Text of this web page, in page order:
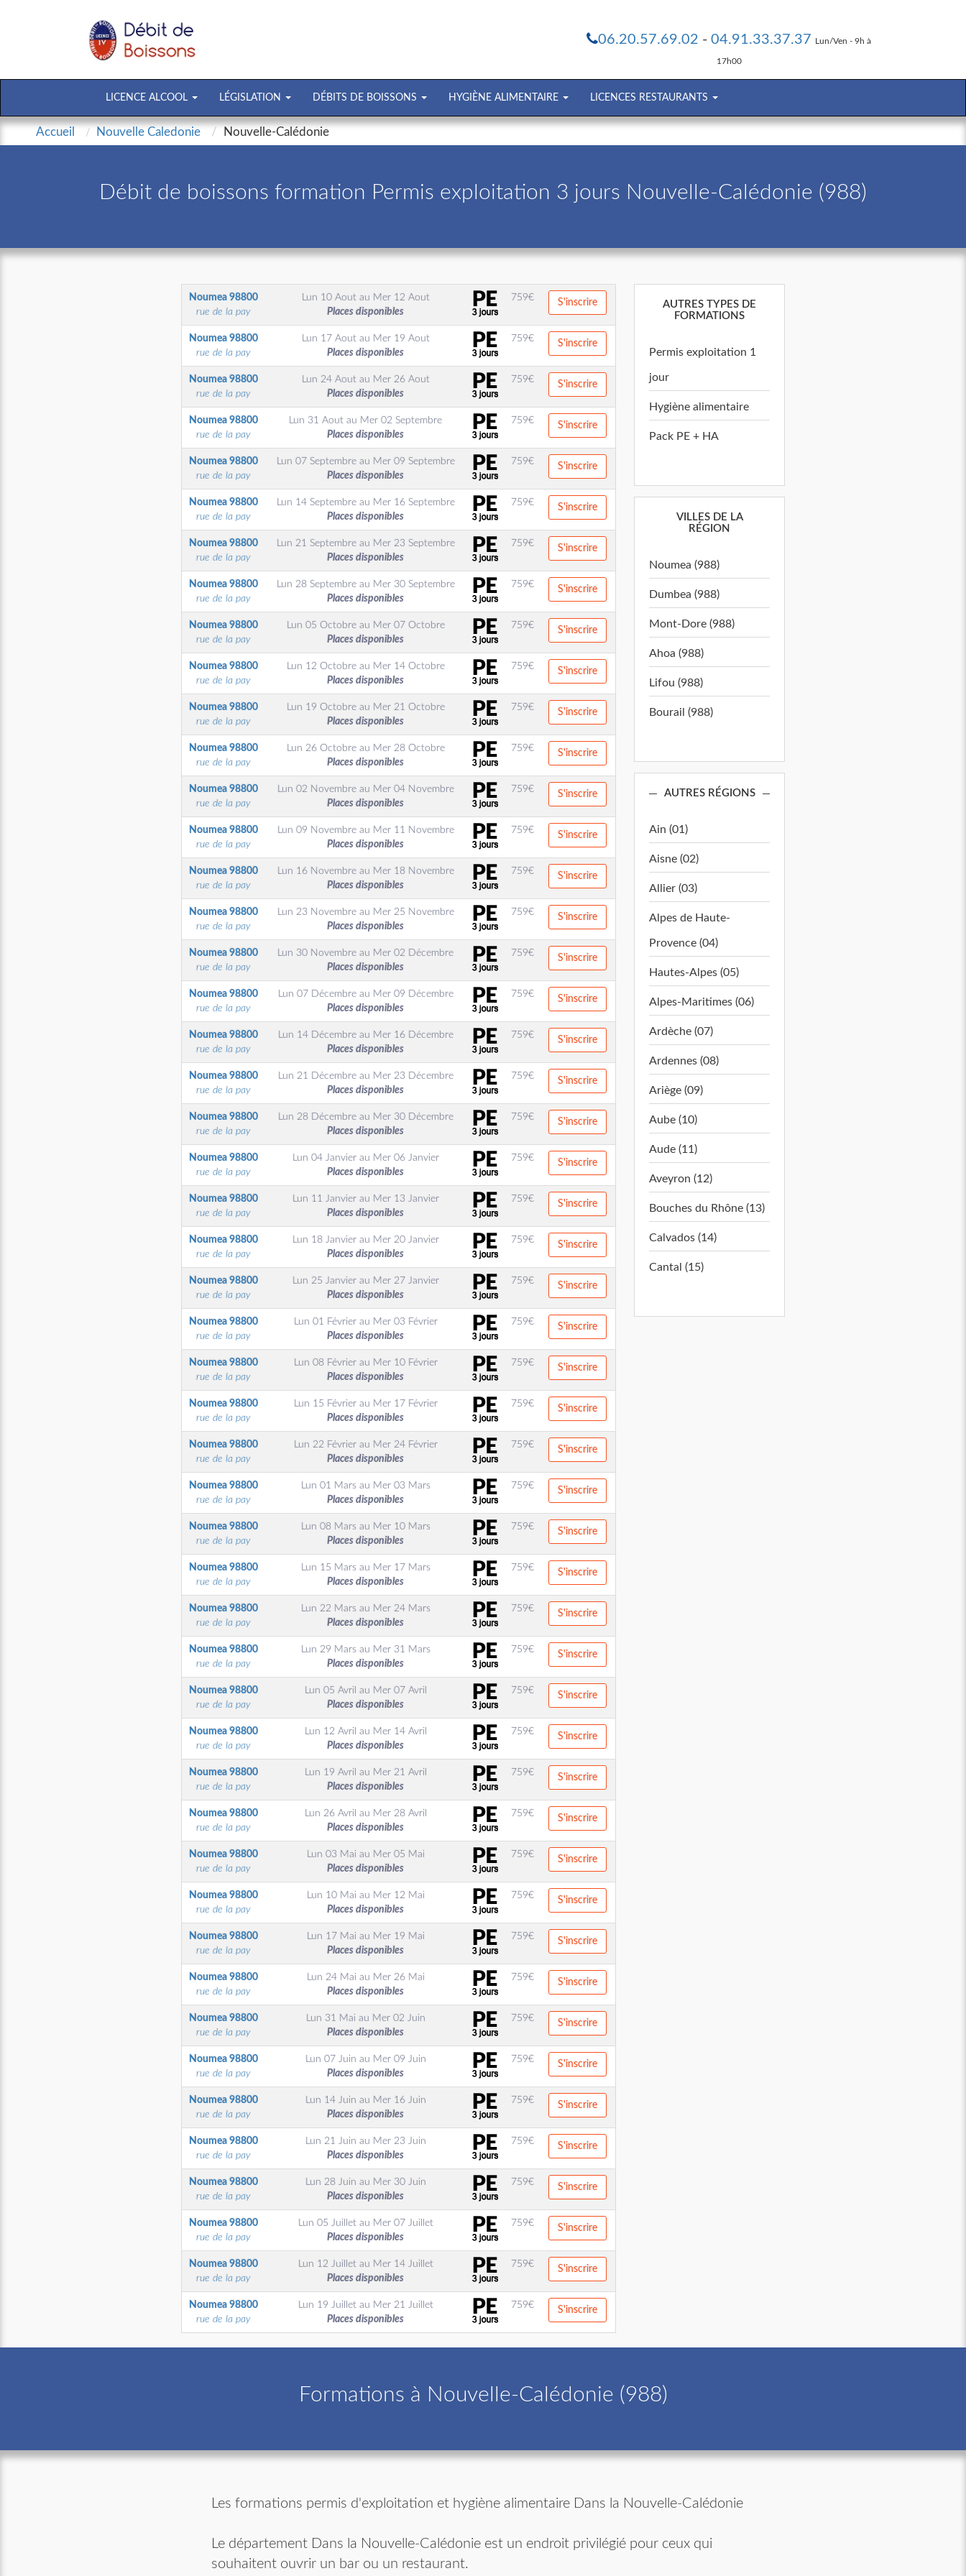
06.20.57.69.02 - 04.91.33.37.37 Lun/Ven - 9h à
17h00
LICENCE ALCOOL LÉGISLATION DÉBITS DE BOISSONS HYGIÈNE ALIMENTAIRE LICENCES RESTAURANTS
Accueil Nouvelle Caledonie Nouvelle-Calédonie
Débit de boissons formation Permis exploitation 3 jours Nouvelle-Calédonie (988)
Noumea98800
rue de la pay
Lun 10 Aoutau Mer 12 Aout
Places disponibles
759€ S'inscrire
Noumea98800
rue de la pay
Lun 17 Aoutau Mer 19 Aout
Places disponibles
759€ S'inscrire
Noumea98800
rue de la pay
Lun 24 Aoutau Mer 26 Aout
Places disponibles
759€ S'inscrire
Noumea98800
rue de la pay
Lun 31 Aout au Mer 02 Septembre
Places disponibles
759€ S'inscrire
Noumea98800
rue de la pay
Lun 07 Septembreau Mer 09 Septembre
Places disponibles
759€ S'inscrire
Noumea98800
rue de la pay
Lun 14 Septembreau Mer 16 Septembre
Places disponibles
759€ S'inscrire
Noumea98800
rue de la pay
Lun 21 Septembreau Mer 23 Septembre
Places disponibles
759€ S'inscrire
Noumea98800
rue de la pay
Lun 28 Septembreau Mer 30 Septembre
Places disponibles
759€ S'inscrire
Noumea98800
rue de la pay
Lun 05 Octobreau Mer 07 Octobre
Places disponibles
759€ S'inscrire
Noumea98800
rue de la pay
Lun 12 Octobreau Mer 14 Octobre
Places disponibles
759€ S'inscrire
Noumea98800
rue de la pay
Lun 19 Octobreau Mer 21 Octobre
Places disponibles
759€ S'inscrire
Noumea98800
rue de la pay
Lun 26 Octobreau Mer 28 Octobre
Places disponibles
759€ S'inscrire
Noumea98800
rue de la pay
Lun 02 Novembreau Mer 04 Novembre
Places disponibles
759€ S'inscrire
Noumea98800
rue de la pay
Lun 09 Novembreau Mer 11 Novembre
Places disponibles
759€ S'inscrire
Noumea98800
rue de la pay
Lun 16 Novembreau Mer 18 Novembre
Places disponibles
759€ S'inscrire
Noumea98800
rue de la pay
Lun 23 Novembreau Mer 25 Novembre
Places disponibles
759€ S'inscrire
Noumea98800
rue de la pay
Lun 30 Novembre au Mer 02 Décembre
Places disponibles
759€ S'inscrire
Noumea98800
rue de la pay
Lun 07 Décembreau Mer 09 Décembre
Places disponibles
759€ S'inscrire
Noumea98800
rue de la pay
Lun 14 Décembreau Mer 16 Décembre
Places disponibles
759€ S'inscrire
Noumea98800
rue de la pay
Lun 21 Décembreau Mer 23 Décembre
Places disponibles
759€ S'inscrire
Noumea98800
rue de la pay
Lun 28 Décembreau Mer 30 Décembre
Places disponibles
759€ S'inscrire
Noumea98800
rue de la pay
Lun 04 Janvierau Mer 06 Janvier
Places disponibles
759€ S'inscrire
Noumea98800
rue de la pay
Lun 11 Janvierau Mer 13 Janvier
Places disponibles
759€ S'inscrire
Noumea98800
rue de la pay
Lun 18 Janvierau Mer 20 Janvier
Places disponibles
759€ S'inscrire
Noumea98800
rue de la pay
Lun 25 Janvierau Mer 27 Janvier
Places disponibles
759€ S'inscrire
Noumea98800
rue de la pay
Lun 01 Févrierau Mer 03 Février
Places disponibles
759€ S'inscrire
Noumea98800
rue de la pay
Lun 08 Févrierau Mer 10 Février
Places disponibles
759€ S'inscrire
Noumea98800
rue de la pay
Lun 15 Févrierau Mer 17 Février
Places disponibles
759€ S'inscrire
Noumea98800
rue de la pay
Lun 22 Févrierau Mer 24 Février
Places disponibles
759€ S'inscrire
Noumea98800
rue de la pay
Lun 01 Marsau Mer 03 Mars
Places disponibles
759€ S'inscrire
Noumea98800
rue de la pay
Lun 08 Mars au Mer 10 Mars
Places disponibles
759€ S'inscrire
Noumea98800
rue de la pay
Lun 15 Marsau Mer 17 Mars
Places disponibles
759€ S'inscrire
Noumea98800
rue de la pay
Lun 22 Mars au Mer 24 Mars
Places disponibles
759€ S'inscrire
Noumea98800
rue de la pay
Lun 29 Marsau Mer 31 Mars
Places disponibles
759€ S'inscrire
Noumea98800
rue de la pay
Lun 05 Avril au Mer 07 Avril
Places disponibles
759€ S'inscrire
Noumea98800
rue de la pay
Lun 12 Avril au Mer 14 Avril
Places disponibles
759€ S'inscrire
Noumea98800
rue de la pay
Lun 19 Avril au Mer 21 Avril
Places disponibles
759€ S'inscrire
Noumea98800
rue de la pay
Lun 26 Avril au Mer 28 Avril
Places disponibles
759€ S'inscrire
Noumea98800
rue de la pay
Lun 03 Mai au Mer 05 Mai
Places disponibles
759€ S'inscrire
Noumea98800
rue de la pay
Lun 10 Mai au Mer 12 Mai
Places disponibles
759€ S'inscrire
Noumea98800
rue de la pay
Lun 17 Mai au Mer 19 Mai
Places disponibles
759€ S'inscrire
Noumea98800
rue de la pay
Lun 24 Mai au Mer 26 Mai
Places disponibles
759€ S'inscrire
Noumea98800
rue de la pay
Lun 31 Mai au Mer 02 Juin
Places disponibles
759€ S'inscrire
Noumea98800
rue de la pay
Lun 07 Juin au Mer 09 Juin
Places disponibles
759€ S'inscrire
Noumea98800
rue de la pay
Lun 14 Juin au Mer 16 Juin
Places disponibles
759€ S'inscrire
Noumea98800
rue de la pay
Lun 21 Juin au Mer 23 Juin
Places disponibles
759€ S'inscrire
Noumea98800
rue de la pay
Lun 28 Juin au Mer 30 Juin
Places disponibles
759€ S'inscrire
Noumea98800
rue de la pay
Lun 05 Juilletau Mer 07 Juillet
Places disponibles
759€ S'inscrire
Noumea98800
rue de la pay
Lun 12 Juilletau Mer 14 Juillet
Places disponibles
759€ S'inscrire
Noumea98800
rue de la pay
Lun 19 Juilletau Mer 21 Juillet
Places disponibles
759€ S'inscrire
AUTRES TYPES DE
FORMATIONS
Permis exploitation 1
jour
Hygiène alimentaire
Pack PE + HA
VILLES DE LA
RÉGION
Noumea (988)
Dumbea (988)
Mont-Dore (988)
Ahoa (988)
Lifou (988)
Bourail (988)
AUTRES RÉGIONS
Ain (01)
Aisne (02)
Allier (03)
Alpes de Haute-
Provence (04)
Hautes-Alpes (05)
Alpes-Maritimes (06)
Ardèche (07)
Ardennes (08)
Ariège (09)
Aube (10)
Aude (11)
Aveyron (12)
Bouches du Rhône (13)
Calvados (14)
Cantal (15)
Formations à Nouvelle-Calédonie (988)
Les formations permis d'exploitation et hygiène alimentaire Dans la Nouvelle-Calédonie
Le département Dans la Nouvelle-Calédonie est un endroit privilégié pour ceux qui
souhaitent ouvrir un bar ou un restaurant.